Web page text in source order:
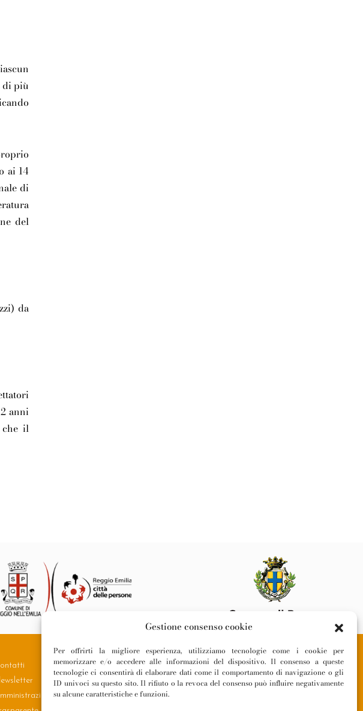
Gestione consenso cookie
Per offrirti la migliore esperienza, utilizziamo tecnologie come i cookie per
memorizzare e/o accedere alle informazioni del dispositivo. Il consenso a queste
tecnologie ci consentirà di elaborare dati come il comportamento di navigazione o gli
ID univoci su questo sito. Il rifiuto o la revoca del consenso può influire negativamente
su alcune caratteristiche e funzioni.
di più
ai 14
di
del
da
anni
che il
Privacy Policy
Cookie Policy
Informativa Fornitori